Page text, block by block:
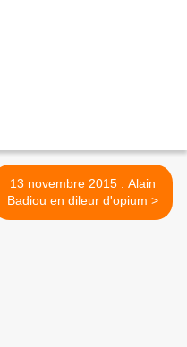
13 novembre 2015 : Alain
Badiou en dileur d'opium >